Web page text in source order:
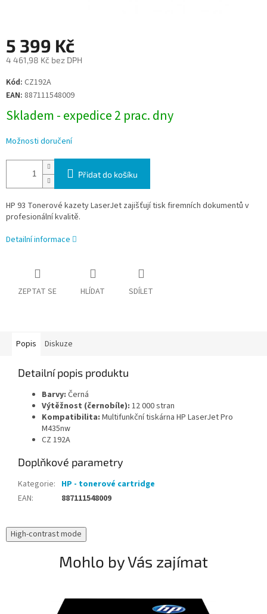
5 399 Kč
4 461,98 Kč bez DPH
Měrná
cena:
Kód: CZ192A
EAN: 887111548009
Skladem - expedice 2 prac. dny
Možnosti doručení
Přidat do košíku
HP 93 Tonerové kazety LaserJet zajišťují tisk firemních dokumentů v
profesionální kvalitě.
Detailní informace
ZEPTAT SE HLÍDAT SDÍLET
Popis Diskuze
Detailní popis produktu
Barvy: Černá
Výtěžnost (černobíle): 12 000 stran
Kompatibilita: Multifunkční tiskárna HP LaserJet Pro
M435nw
CZ 192A
Doplňkové parametry
Kategorie: HP - tonerové cartridge
EAN: 887111548009
High-contrast mode
Mohlo by Vás zajímat